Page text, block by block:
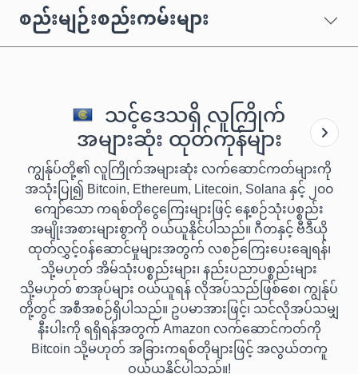
စည်းမျဉ်းစည်းကမ်းများ
သင့်ဒေသရှိ လူကြိုက်
အများဆုံး ထုတ်ကုန်များ
ကျွန်ုပ်တို့၏ လူကြိုက်အများဆုံး လက်ဆောင်ကတ်များကို
အသုံးပြု၍ Bitcoin, Ethereum, Litecoin, Solana နှင့် ၂၀၀
ကျော်သော ကရစ်တိုငွေကြေးများဖြင့် နေ့စဉ်သုံးပစ္စည်း
အမျိုးအစားများစွာကို ဝယ်ယူနိုင်ပါသည်။ ဂီတနှင့် ဗီဒီယို
ထုတ်လွှင့်ဝန်ဆောင်မှုများအတွက် လစဉ်ကြေးပေးချေရန်၊
သို့မဟုတ် အိမ်သုံးပစ္စည်းများ၊ နည်းပညာပစ္စည်းများ
သို့မဟုတ် စာအုပ်များ ဝယ်ယူရန် လိုအပ်သည်ဖြစ်စေ၊ ကျွန်ုပ်
တို့တွင် အစီအစဉ်ရှိပါသည်။ ဥပမာအားဖြင့်၊ သင်လိုအပ်သမျှ
နီးပါးကို ရရှိရန်အတွက် Amazon လက်ဆောင်ကတ်ကို
Bitcoin သို့မဟုတ် အခြားကရစ်တိုများဖြင့် အလွယ်တကူ